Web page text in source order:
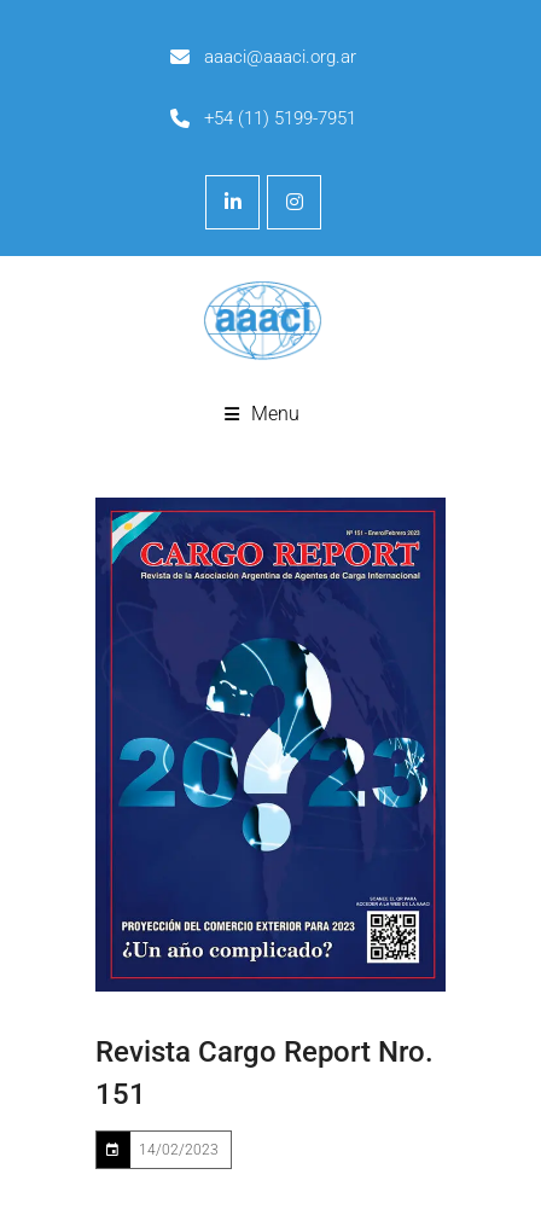
aaaci@aaaci.org.ar
+54 (11) 5199-7951
Menu
Revista Cargo Report Nro.
151
14/02/2023